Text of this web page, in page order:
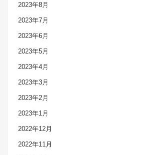
2023年8月
2023年7月
2023年6月
2023年5月
2023年4月
2023年3月
2023年2月
2023年1月
2022年12月
2022年11月